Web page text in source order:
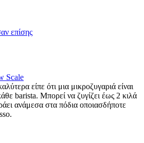
επίσης
Scale
είπε ότι μια μικροζυγαριά είναι
barista. Μπορεί να ζυγίζει έως 2 κιλά
ανάμεσα στα πόδια οποιασδήποτε